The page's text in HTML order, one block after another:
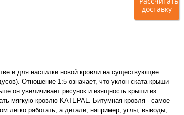
и для настилки новой кровли на существующие
Отношение 1:5 означает, что уклон ската крыши
он увеличивает рисунок и изящность крыши из
мягкую кровлю KATEPAL. Битумная кровля - самое
легко работать, а детали, например, углы, выводы,
доставку